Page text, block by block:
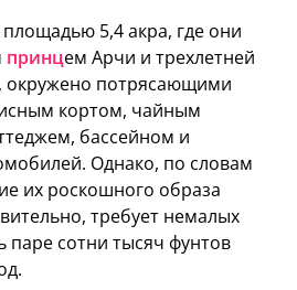
5,4 акра, где они
принцем Арчи и трехлетней
окружено потрясающими
кортом, чайным
бассейном и
Однако, по словам
их роскошного образа
требует немалых
паре сотни тысяч фунтов